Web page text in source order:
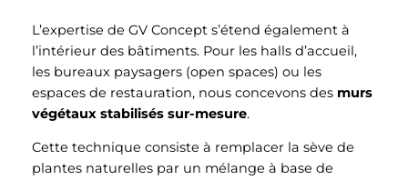
L’expertise de GV Concept s’étend également à
l’intérieur des bâtiments. Pour les halls d’accueil,
les bureaux paysagers (open spaces) ou les
espaces de restauration, nous concevons des murs
végétaux stabilisés sur-mesure.
Cette technique consiste à remplacer la sève de
plantes naturelles par un mélange à base de